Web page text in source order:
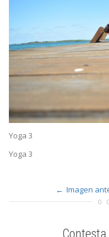
Yoga 3
Yoga 3
Imagen
0
Contesta